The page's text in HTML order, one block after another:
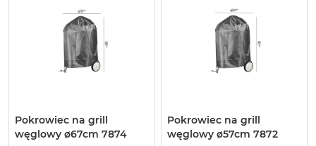
Pokrowiec na grill
węglowy ø67cm 7874
Pokrowiec na grill
węglowy ø57cm 7872